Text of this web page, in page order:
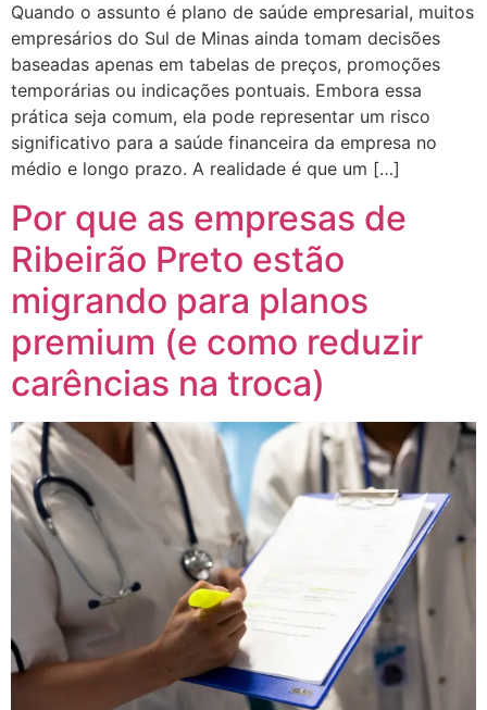
Quando o assunto é plano de saúde empresarial, muitos
empresários do Sul de Minas ainda tomam decisões
baseadas apenas em tabelas de preços, promoções
temporárias ou indicações pontuais. Embora essa
prática seja comum, ela pode representar um risco
significativo para a saúde financeira da empresa no
médio e longo prazo. A realidade é que um […]
Por que as empresas de
Ribeirão Preto estão
migrando para planos
premium (e como reduzir
carências na troca)